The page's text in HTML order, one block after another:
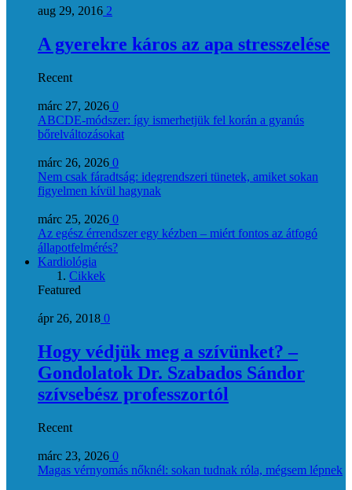
aug 29, 2016 2
A gyerekre káros az apa stresszelése
Recent
márc 27, 2026 0
ABCDE‑módszer: így ismerhetjük fel korán a gyanús
bőrelváltozásokat
márc 26, 2026 0
Nem csak fáradtság: idegrendszeri tünetek, amiket sokan
figyelmen kívül hagynak
márc 25, 2026 0
Az egész érrendszer egy kézben – miért fontos az átfogó
állapotfelmérés?
Kardiológia
Cikkek
Featured
ápr 26, 2018 0
Hogy védjük meg a szívünket? –
Gondolatok Dr. Szabados Sándor
szívsebész professzortól
Recent
márc 23, 2026 0
Magas vérnyomás nőknél: sokan tudnak róla, mégsem lépnek